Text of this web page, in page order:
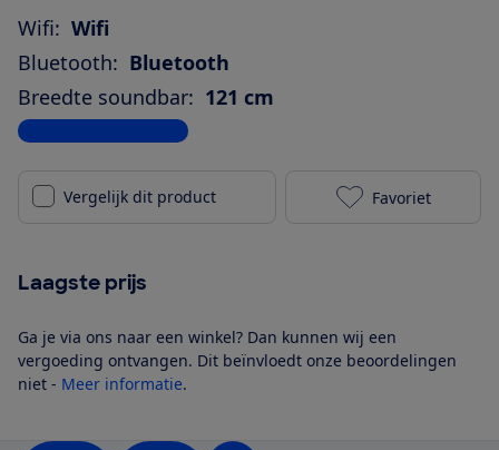
Wifi: Wifi
Bluetooth: Bluetooth
Breedte soundbar: 121 cm
Bekijk alle specificaties
Vergelijk dit product Sony HT-
Favoriet
Laagste prijs
Ga je via ons naar een winkel? Dan kunnen wij een
vergoeding ontvangen. Dit beïnvloedt onze beoordelingen
niet - Meer informatie.